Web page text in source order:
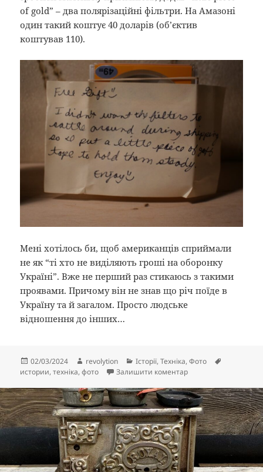
of gold” – два полярізаційні фільтри. На Амазоні
один такий коштує 40 доларів (об’єктив
коштував 110).
Мені хотілось би, щоб американців сприймали
не як “ті хто не виділяють гроші на оборонку
Україні”. Вже не перший раз стикаюсь з такими
проявами. Причому він не знав що річ поїде в
Україну та й загалом. Просто людське
відношення до інших…
Опубліковано
02/03/2024 Автор
revolytion Категорії
Історії,Техніка,Фото
истории,техніка,фото Залишити коментардо Людське